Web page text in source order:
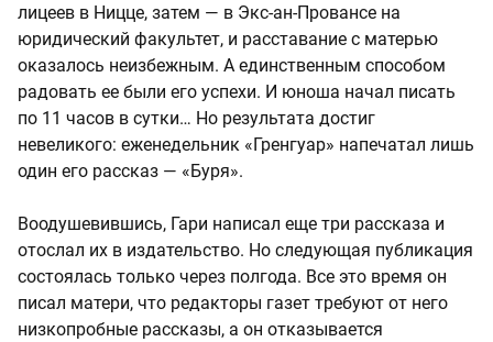
лицеев в Ницце, затем — в Экс-ан-Провансе на
юридический факультет, и расставание с матерью
оказалось неизбежным. А единственным способом
радовать ее были его успехи. И юноша начал писать
по 11 часов в сутки… Но результата достиг
невеликого: еженедельник «Гренгуар» напечатал лишь
один его рассказ — «Буря».
Воодушевившись, Гари написал еще три рассказа и
отослал их в издательство. Но следующая публикация
состоялась только через полгода. Все это время он
писал матери, что редакторы газет требуют от него
низкопробные рассказы, а он отказывается